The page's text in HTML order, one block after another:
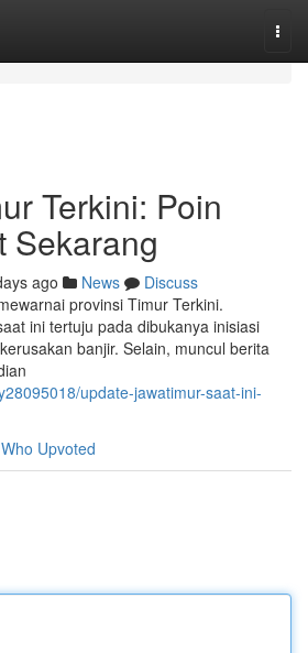
Terkini: Poin
Sekarang
ago News
Discuss
provinsi Timur Terkini.
ini tertuju pada dibukanya inisiasi
banjir. Selain, muncul berita
update-jawatimur-saat-ini-
Who Upvoted